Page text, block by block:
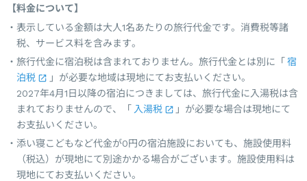
【料金について】
表示している金額は大人1名あたりの旅行代金です。消費税等諸
税、サービス料を含みます。
旅行代金に宿泊税は含まれておりません。旅行代金とは別に「 宿
泊税
」が必要な地域は現地にてお支払いください。
2027年4月1日以降の宿泊につきましては、旅行代金に入湯税は含
まれておりませんので、「 入湯税
」が必要な場合は現地にて
お支払いください。
添い寝こどもなど代金が0円の宿泊施設においても、施設使用料
（税込）が現地にて別途かかる場合がございます。施設使用料は
現地にてお支払いください。